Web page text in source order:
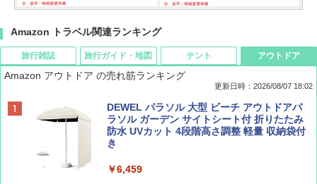
Amazon トラベル関連ランキング
旅行雑誌
ディズニーファン ２０２６年 ９月号 [雑
誌] (ＤＩＳＮＥＹ ＦＡＮ)
￥713
旅行ガイド・地図
僕が見た未来【完全版】
￥0
テント
[キャンパーズコレクション 山善] ポップアッ
プテント 傘みたいに広げて畳める パッとサ
ッとサンシェード キューブ フルクローズ メ
ッシュ 簡単設置 ワンタッチテント キャンプ
アウトドア
Amazon アウトドア の売れ筋ランキング
更新日時：2026/08/07 18:02
DEWEL パラソル 大型 ビーチ アウトドアパ
ラソル ガーデン サイトシート付 折りたたみ
防水 UVカット 4段階高さ調整 軽量 収納袋付
き
￥6,459